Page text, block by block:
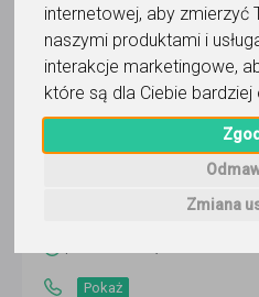
internetowej, aby zmierzyć
naszymi produktami i
interakcje marketingowe,
które są dla Ciebie
Zmiana
Bartosz Lach
Wyślij
Pokaż